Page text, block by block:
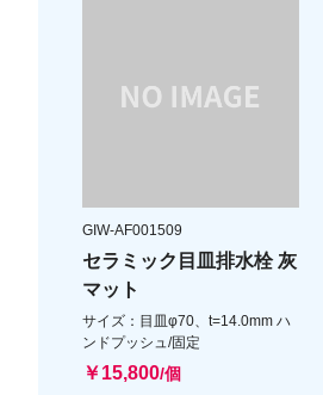
GIW-AF001509
セラミック目皿排水栓 灰
マット
サイズ：目皿φ70、t=14.0mm ハ
ンドプッシュ/固定
￥15,800/個